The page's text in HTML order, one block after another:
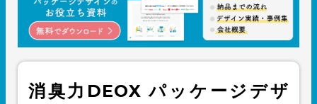
消臭力DEOX パッケージデザ